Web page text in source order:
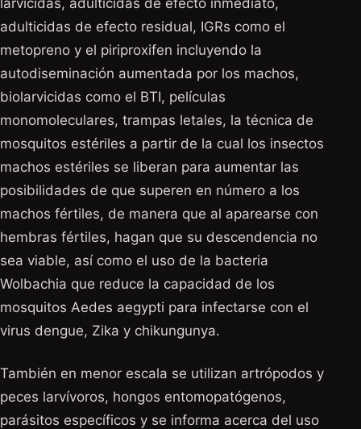
larvicidas, adulticidas de efecto inmediato,
adulticidas de efecto residual, IGRs como el
metopreno y el piriproxifen incluyendo la
autodiseminación aumentada por los machos,
biolarvicidas como el BTI, películas
monomoleculares, trampas letales, la técnica de
mosquitos estériles a partir de la cual los insectos
machos estériles se liberan para aumentar las
posibilidades de que superen en número a los
machos fértiles, de manera que al aparearse con
hembras fértiles, hagan que su descendencia no
sea viable, así como el uso de la bacteria
Wolbachia que reduce la capacidad de los
mosquitos Aedes aegypti para infectarse con el
virus dengue, Zika y chikungunya.
También en menor escala se utilizan artrópodos y
peces larvívoros, hongos entomopatógenos,
parásitos específicos y se informa acerca del uso